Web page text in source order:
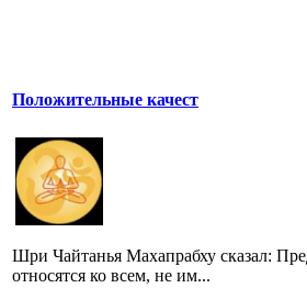
Положительные качест
Шри Чайтанья Махапрабху сказал:
относятся ко всем, не им...